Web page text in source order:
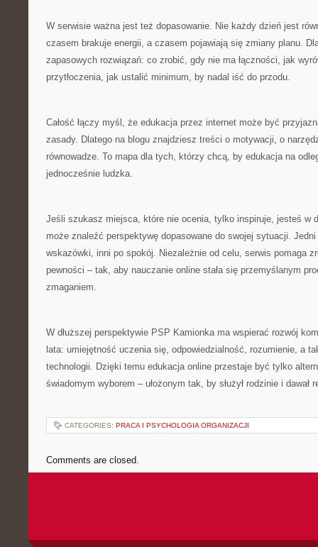
W serwisie ważna jest też dopasowanie. Nie każdy dzień jest
czasem brakuje energii, a czasem pojawiają się zmiany planu.
zapasowych rozwiązań: co zrobić, gdy nie ma łączności, jak
przytłoczenia, jak ustalić minimum, by nadal iść do przodu.
Całość łączy myśl, że edukacja przez internet może być
zasady. Dlatego na blogu znajdziesz treści o motywacji, o
równowadze. To mapa dla tych, którzy chcą, by edukacja na
jednocześnie ludzka.
Jeśli szukasz miejsca, które nie ocenia, tylko inspiruje, jesteś w
może znaleźć perspektywę dopasowane do swojej sytuacji.
wskazówki, inni po spokój. Niezależnie od celu, serwis pomaga
pewności – tak, aby nauczanie online stała się przemyślanym
zmaganiem.
W dłuższej perspektywie PSP Kamionka ma wspierać rozwój
lata: umiejętność uczenia się, odpowiedzialność, rozumienie, a
technologii. Dzięki temu edukacja online przestaje być tylko
świadomym wyborem – ułożonym tak, by służył rodzinie i dawał
CATEGORIES: PRACA I PSYCHOLOGIA ORGANIZACJI
Comments are closed.